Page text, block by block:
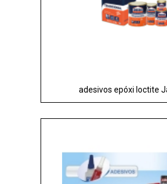
adesivos epóxi loctite